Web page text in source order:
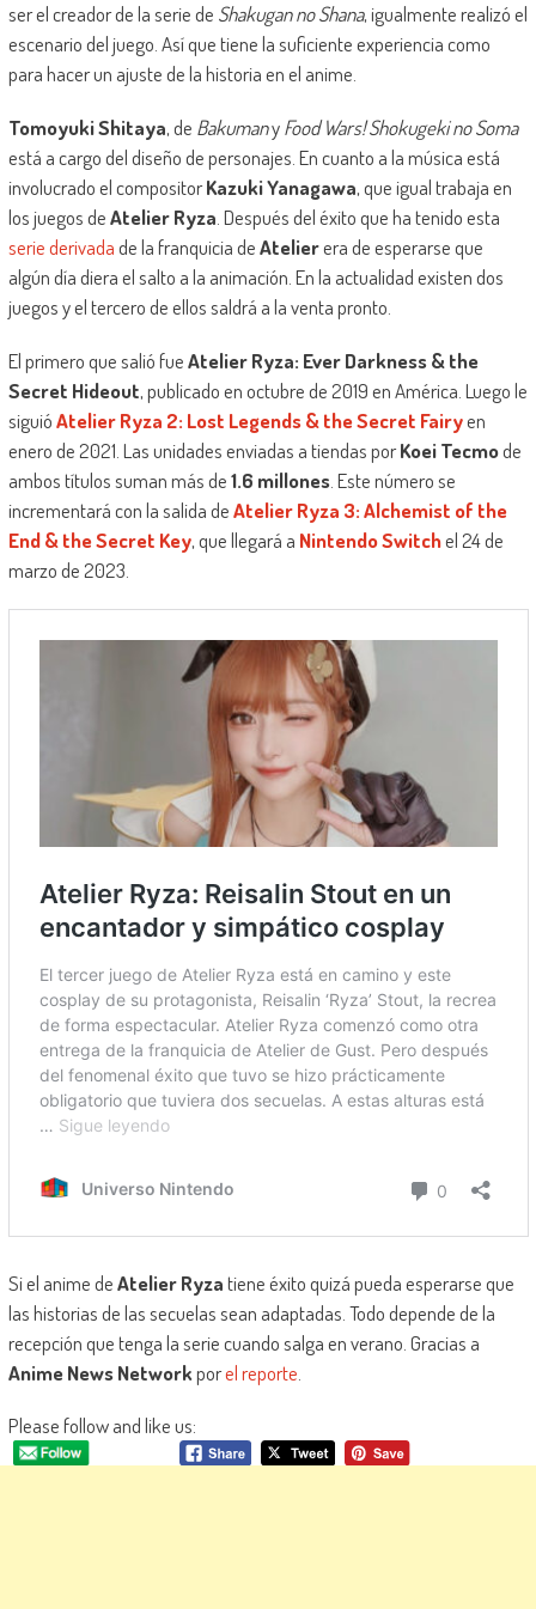
ser el creador de la serie de Shakugan no Shana, igualmente realizó el
escenario del juego. Así que tiene la suficiente experiencia como
para hacer un ajuste de la historia en el anime.
Tomoyuki Shitaya, de BakumanyFood Wars! Shokugeki no Soma
está a cargo del diseño de personajes. En cuanto a la música está
involucrado el compositorKazuki Yanagawa, que igual trabaja en
los juegos deAtelier Ryza . Después del éxito que ha tenido esta
serie derivadade la franquicia deAtelierera de esperarse que
algún día diera el salto a la animación. En la actualidad existen dos
juegos y el tercero de ellos saldrá a la venta pronto.
El primero que salió fueAtelier Ryza: Ever Darkness & the
Secret Hideout, publicado en octubre de 2019 en América. Luego le
siguióAtelier Ryza 2: Lost Legends & the Secret Fairyen
enero de 2021. Las unidades enviadas a tiendas porKoei Tecmode
ambos títulos suman más de1.6 millones. Este número se
incrementará con la salida deAtelier Ryza 3: Alchemist of the
End & the Secret Key, que llegará a Nintendo Switchel 24 de
marzo de 2023.
Si el anime deAtelier Ryzatiene éxito quizá pueda esperarse que
las historias de las secuelas sean adaptadas. Todo depende de la
recepción que tenga la serie cuando salga en verano. Gracias a
Anime News Networkporel reporte
Please follow and like us: